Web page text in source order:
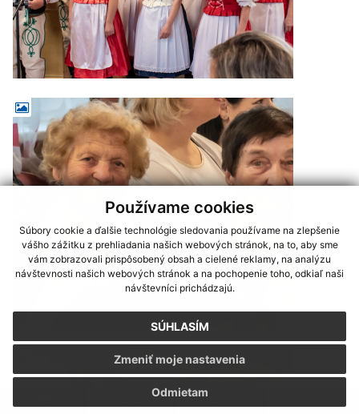
Používame cookies
Súbory cookie a ďalšie technológie sledovania používame na zlepšenie
vášho zážitku z prehliadania našich webových stránok, na to, aby sme
vám zobrazovali prispôsobený obsah a cielené reklamy, na analýzu
návštevnosti našich webových stránok a na pochopenie toho, odkiaľ naši
návštevníci prichádzajú.
SÚHLASÍM
Odmietam
Zmeniť moje nastavenia